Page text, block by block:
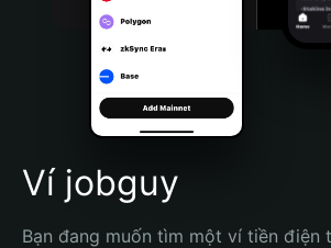
Português (Brasil)
Español (Argentina)
Ví jobguy
Bạn đang muốn tìm một ví tiền điện